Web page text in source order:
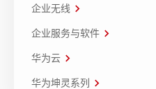
企业无线
企业服务与软件
华为云
华为坤灵系列